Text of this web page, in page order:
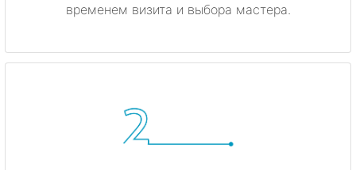
временем визита и выбора мастера.